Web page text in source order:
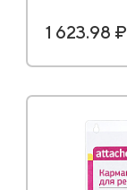
1 623.98 ₽